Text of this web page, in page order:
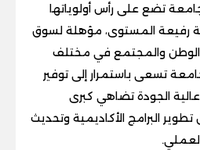
تضع على رأس أولوياتها
رفيعة المستوى، مؤهلة لسوق
والمجتمع في مختلف
تسعى باستمرار إلى توفير
الجودة تضاهي كبرى
البرامج الأكاديمية وتحديث